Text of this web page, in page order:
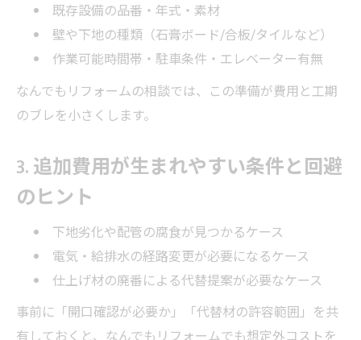
既存設備の品番・年式・素材
壁や下地の種類（石膏ボード/合板/タイルなど）
作業可能時間帯・駐車条件・エレベーター有無
なんでもリフォームの相談では、この準備が費用と工期
のブレを小さくします。
3. 追加費用が生まれやすい条件と回避
のヒント
下地劣化や配管の腐食が見つかるケース
電気・給排水の経路変更が必要になるケース
仕上げ材の廃番による代替提案が必要なケース
事前に「開口確認が必要か」「代替材の許容範囲」を共